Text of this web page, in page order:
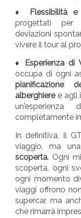
♦ Flessibilità e
progettati
deviazioni
vivere il tour al
♦ Esperienza di
occupa di ogni
pianificazione
alberghieree agli
completamente
In definitiva, il
viaggio, ma
scoperta. Ogni
scoperta, ogni
ogni momento
viaggi offrono
supercar, ma
che rimarrà